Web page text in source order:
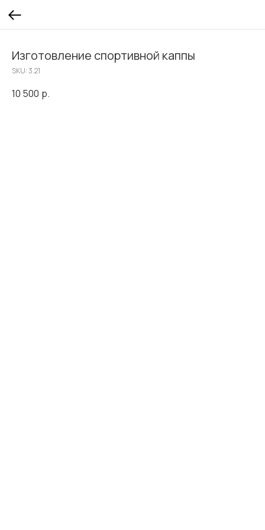
Изготовление спортивной каппы
SKU:3.21
10 500 р.